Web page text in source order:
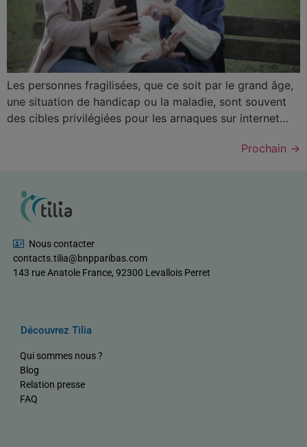
Les personnes fragilisées, que ce soit par le grand âge,
une situation de handicap ou la maladie, sont souvent
des cibles privilégiées pour les arnaques sur internet…
Prochain →
Nous contacter
contacts.tilia@bnpparibas.com
143 rue Anatole France, 92300 Levallois Perret
Découvrez Tilia
Qui sommes nous ?
Blog
Relation presse
FAQ